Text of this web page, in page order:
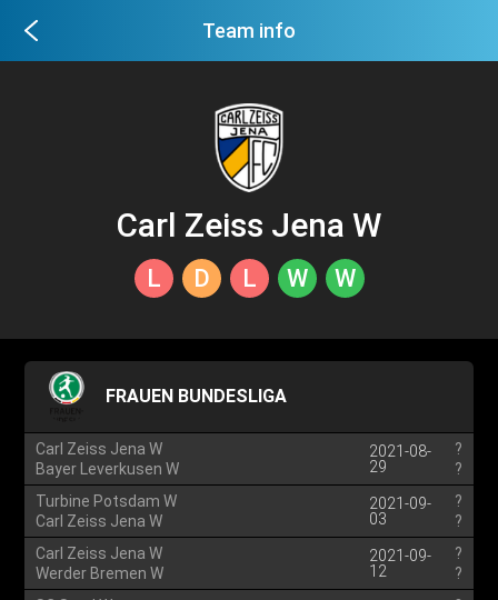
Team info
Carl Zeiss Jena W
L D L W W
FRAUEN BUNDESLIGA
Carl Zeiss Jena W
Bayer Leverkusen W
2021-08-
29
?
?
Turbine Potsdam W
Carl Zeiss Jena W
2021-09-
03
?
?
Carl Zeiss Jena W
Werder Bremen W
2021-09-
12
?
?